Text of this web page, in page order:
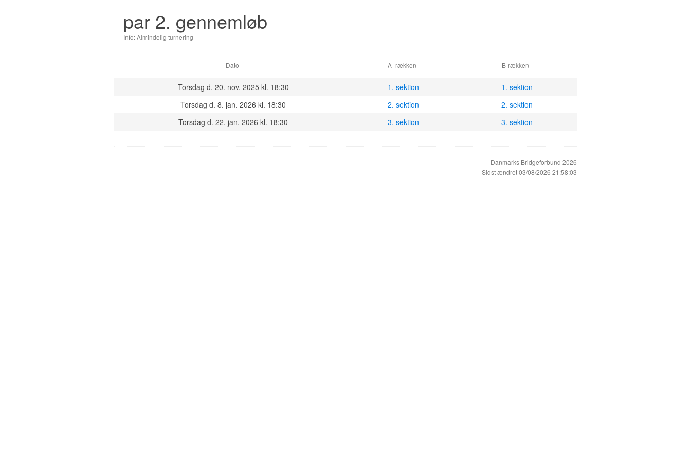
par 2. gennemløb
Info: Almindelig turnering
Dato A- rækken B-rækken
Torsdag d. 20. nov. 2025 kl. 18:30 1. sektion
1. sektion
Torsdag d. 8. jan. 2026 kl. 18:30
2. sektion
2. sektion
Torsdag d. 22. jan. 2026 kl. 18:30
3. sektion 3. sektion
Danmarks Bridgeforbund 2026
Sidst ændret 03/08/2026 21:58:03